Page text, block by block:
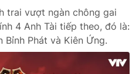
trai vượt ngàn chông gai
4 Anh Tài tiếp theo, đó là:
Bỉnh Phát và Kiên Ứng.